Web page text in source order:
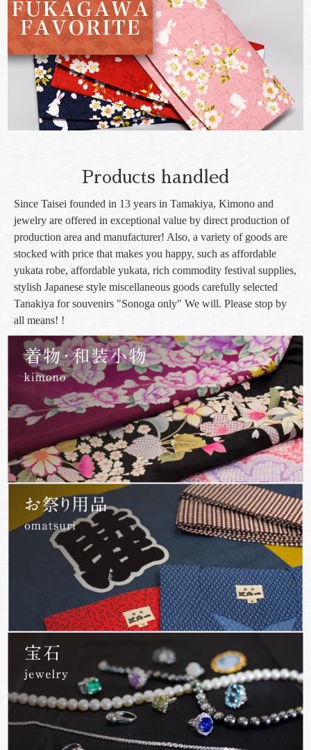
Products handled
Since Taisei founded in 13 years in Tamakiya, Kimono and
jewelry are offered in exceptional value by direct production of
production area and manufacturer! Also, a variety of goods are
stocked with price that makes you happy, such as affordable
yukata robe, affordable yukata, rich commodity festival supplies,
stylish Japanese style miscellaneous goods carefully selected
Tanakiya for souvenirs "Sonoga only" We will. Please stop by
all means! !